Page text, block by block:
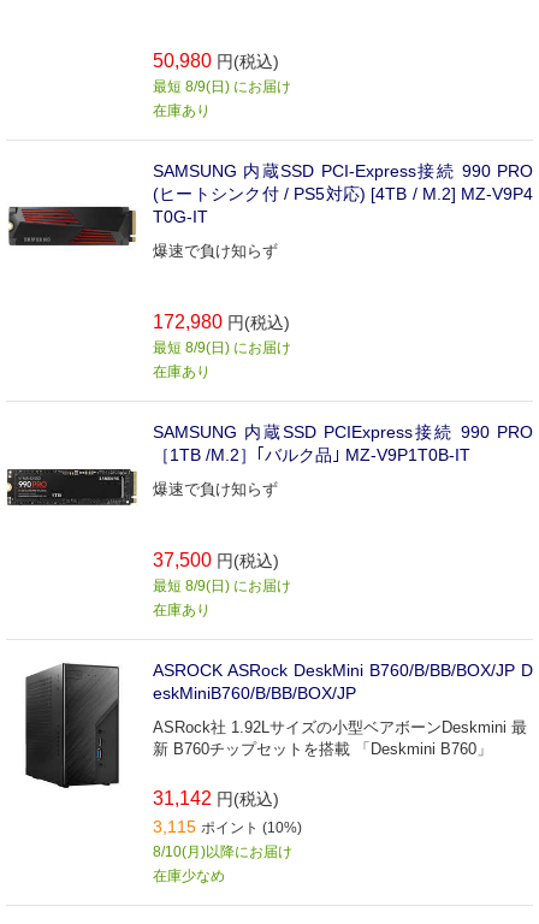
50,980 円(税込)
最短 8/9(日) にお届け
在庫あり
SAMSUNG 内蔵SSD PCI-Express接続 990 PRO
(ヒートシンク付 / PS5対応) [4TB / M.2] MZ-V9P4
T0G-IT
爆速で負け知らず
172,980 円(税込)
最短 8/9(日) にお届け
在庫あり
SAMSUNG 内蔵SSD PCIExpress接続 990 PRO
［1TB /M.2］｢バルク品｣ MZ-V9P1T0B-IT
爆速で負け知らず
37,500 円(税込)
最短 8/9(日) にお届け
在庫あり
ASROCK ASRock DeskMini B760/B/BB/BOX/JP D
eskMiniB760/B/BB/BOX/JP
ASRock社 1.92Lサイズの小型ベアボーンDeskmini 最
新 B760チップセットを搭載 「Deskmini B760」
31,142 円(税込)
3,115 ポイント (10%)
8/10(月)以降にお届け
在庫少なめ